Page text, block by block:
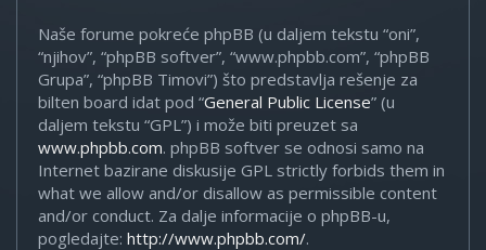
Naše forume pokreće phpBB (u daljem tekstu “oni”,
“njihov”, “phpBB softver”, “www.phpbb.com”, “phpBB
Grupa”, “phpBB Timovi”) što predstavlja rešenje za
bilten board idat pod “General Public License” (u
daljem tekstu “GPL”) i može biti preuzet sa
www.phpbb.com. phpBB softver se odnosi samo na
Internet bazirane diskusije GPL strictly forbids them in
what we allow and/or disallow as permissible content
and/or conduct. Za dalje informacije o phpBB-u,
pogledajte: http://www.phpbb.com/.